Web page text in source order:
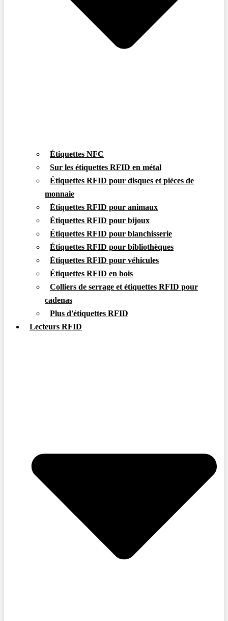
Étiquettes NFC
Sur les étiquettes RFID en métal
Étiquettes RFID pour disques et pièces de
monnaie
Étiquettes RFID pour animaux
Étiquettes RFID pour bijoux
Étiquettes RFID pour blanchisserie
Étiquettes RFID pour bibliothèques
Étiquettes RFID pour véhicules
Étiquettes RFID en bois
Colliers de serrage et étiquettes RFID pour
cadenas
Plus d'étiquettes RFID
Lecteurs RFID